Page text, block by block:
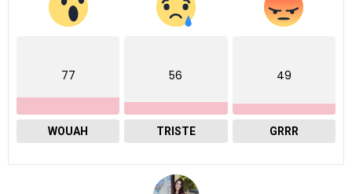
77
WOUAH
56
TRISTE
49
GRRR